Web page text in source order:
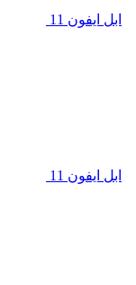
ابل ايفون 11
ابل ايفون 11